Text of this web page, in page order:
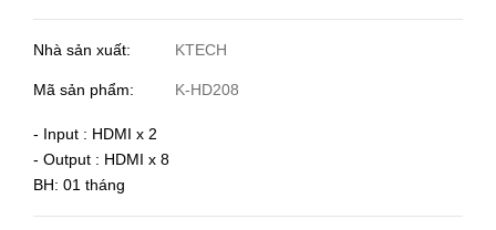
Nhà sản xuất: KTECH
Mã sản phẩm: K-HD208
- Input : HDMI x 2
- Output : HDMI x 8
BH: 01 tháng